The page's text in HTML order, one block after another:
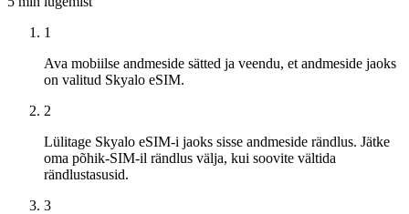
1
Ava mobiilse andmeside sätted ja veendu, et andmeside jaoks
on valitud Skyalo eSIM.
2
Lülitage Skyalo eSIM-i jaoks sisse andmeside rändlus. Jätke
oma põhik-SIM-il rändlus välja, kui soovite vältida
rändlustasusid.
3